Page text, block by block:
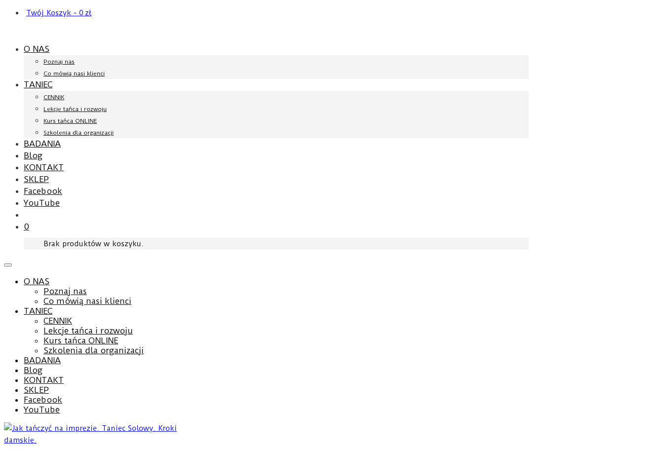
Twój Koszyk - 0 zł
O NAS
Poznaj nas
Co mówią nasi klienci
TANIEC
CENNIK
Lekcje tańca i rozwoju
Kurs tańca ONLINE
Szkolenia dla organizacji
BADANIA
Blog
KONTAKT
SKLEP
Facebook
YouTube
0
Brak produktów w koszyku.
O NAS
Poznaj nas
Co mówią nasi klienci
TANIEC
CENNIK
Lekcje tańca i rozwoju
Kurs tańca ONLINE
Szkolenia dla organizacji
BADANIA
Blog
KONTAKT
SKLEP
Facebook
YouTube